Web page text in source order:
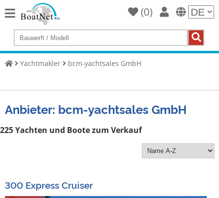
Home
Yacht
Gewerbliche
Verkäufer
Private
Yachtmakler
(0)
Yachtmakler bcm-yachtsales GmbH
Anbieter: bcm-yachtsales GmbH
225 Yachten und Boote zum Verkauf
300 Express Cruiser